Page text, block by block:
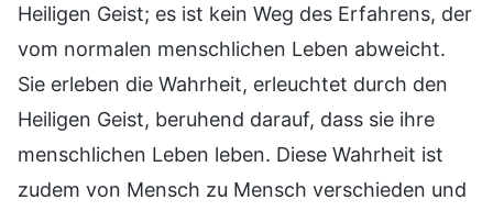
Heiligen Geist; es ist kein Weg des Erfahrens, der
vom normalen menschlichen Leben abweicht.
Sie erleben die Wahrheit, erleuchtet durch den
Heiligen Geist, beruhend darauf, dass sie ihre
menschlichen Leben leben. Diese Wahrheit ist
zudem von Mensch zu Mensch verschieden und